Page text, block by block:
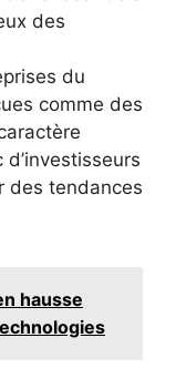
des
du
comme des
des tendances
hausse